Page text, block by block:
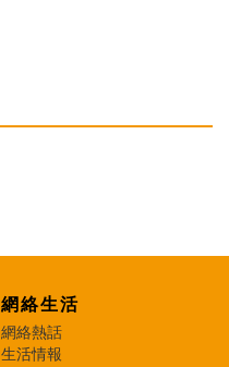
網絡生活
網絡熱話
生活情報